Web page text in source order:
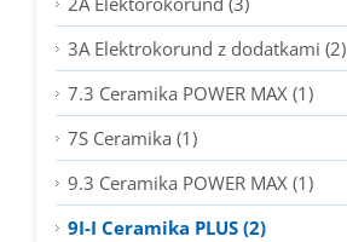
3A Elektrokorund z dodatkami (2)
7.3 Ceramika POWER MAX (1)
7S Ceramika (1)
9.3 Ceramika POWER MAX (1)
9I-I Ceramika PLUS (2)